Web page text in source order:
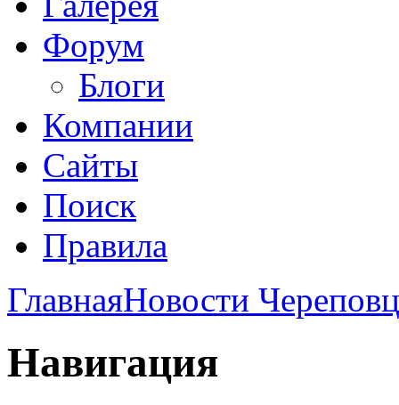
Форум
Блоги
Компании
Сайты
Поиск
Правила
ГлавнаяНовости
Навигация